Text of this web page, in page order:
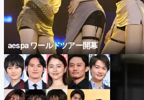
aespa ワールドツアー開幕